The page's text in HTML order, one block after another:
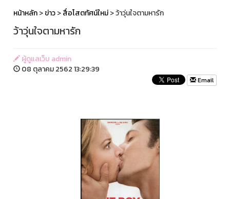
หน้าหลัก>ข่าว>สื่อโสตทัศน์ใหม่> ว้าวุ่นใจตามหารัก
ว้าวุ่นใจตามหารัก
ผู้ดูแลเว็บ admin
08 ตุลาคม 2562 13:29:39
Email